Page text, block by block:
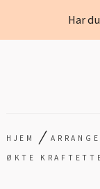
Har
HJEM /
ØKTE